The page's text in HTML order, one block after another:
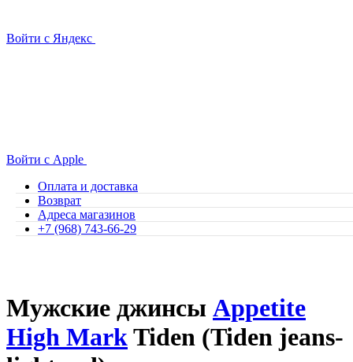
Войти с Яндекс
Войти с Apple
Оплата и доставка
Возврат
Адреса магазинов
+7 (968) 743-66-29
Мужские джинсы Appetite
High MarkTiden (Tiden jeans-